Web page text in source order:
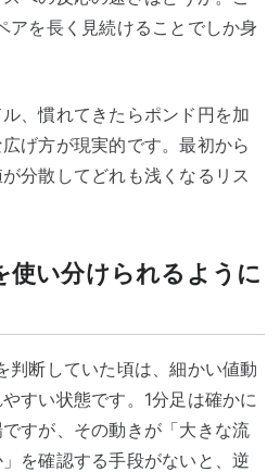
アを長く見続けることでしか身
、慣れてきたらポンド円を加
げ方が現実的です。最初から
分散してどれも浅くなるリス
使い分けられるように
判断していた頃は、細かい値動
すい状態です。1分足は確かに
すが、その動きが「大きな流
を確認する手段がないと、逆